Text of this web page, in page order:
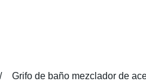
Grifo de baño mezclador de